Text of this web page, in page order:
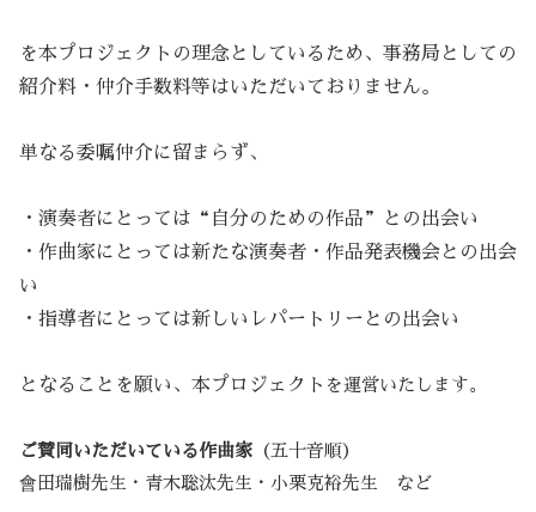
を本プロジェクトの理念としているため、事務局としての
紹介料・仲介手数料等はいただいておりません。
単なる委嘱仲介に留まらず、
・演奏者にとっては“自分のための作品”との出会い
・作曲家にとっては新たな演奏者・作品発表機会との出会
い
・指導者にとっては新しいレパートリーとの出会い
となることを願い、本プロジェクト を運営いたします。
ご賛同いただいている作曲家 （五十音順）
會田瑞樹先生・青木聡汰先生・小栗克裕先生 など